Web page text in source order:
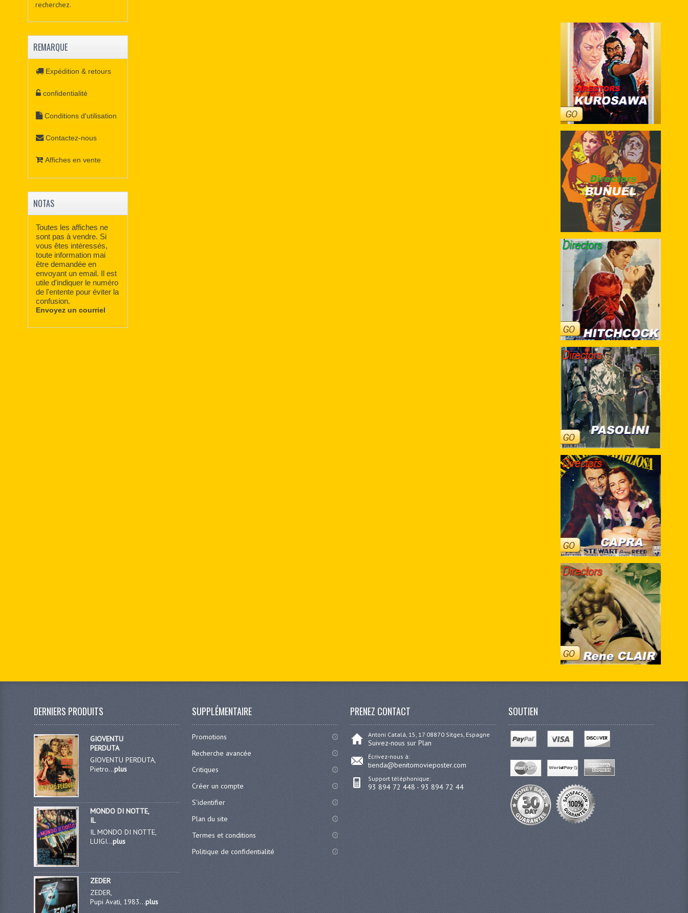
recherchez.
REMARQUE
Expédition & retours
confidentialité
Conditions d'utilisation
Contactez-nous
Affiches en vente
NOTAS
Toutes les affiches ne
sont pas à vendre. Si
vous êtes intéressés,
toute information mai
être demandée en
envoyant un email. Il est
utile d'indiquer le numéro
de l'entente pour éviter la
confusion.
Envoyez un courriel
DERNIERS PRODUITS
GIOVENTU
PERDUTA
GIOVENTU PERDUTA,
Pietro...plus
MONDO DI NOTTE,
IL
IL MONDO DI NOTTE,
LUIGI...plus
ZEDER
ZEDER,
Pupi Avati, 1983...plus
SUPPLÉMENTAIRE
Promotions
Recherche avancée
Critiques
Créer un compte
S'identifier
Plan du site
Termes et conditions
Politique de confidentialité
PRENEZ CONTACT
Antoni Catalá, 15, 17 08870 Sitges, Espagne
Suivez-nous sur Plan
Écrivez-nous à:
tienda@benitomovieposter.com
Support téléphonique:
93 894 72 448 - 93 894 72 44
SOUTIEN